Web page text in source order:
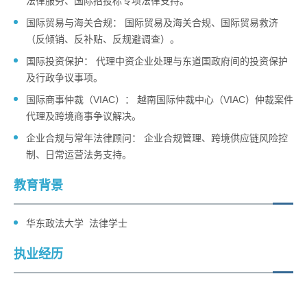
国际贸易与海关合规： 国际贸易及海关合规、国际贸易救济
（反倾销、反补贴、反规避调查）。
国际投资保护： 代理中资企业处理与东道国政府间的投资保护
及行政争议事项。
国际商事仲裁（VIAC）： 越南国际仲裁中心（VIAC）仲裁案件
代理及跨境商事争议解决。
企业合规与常年法律顾问： 企业合规管理、跨境供应链风险控
制、日常运营法务支持。
教育背景
华东政法大学 法律学士
执业经历